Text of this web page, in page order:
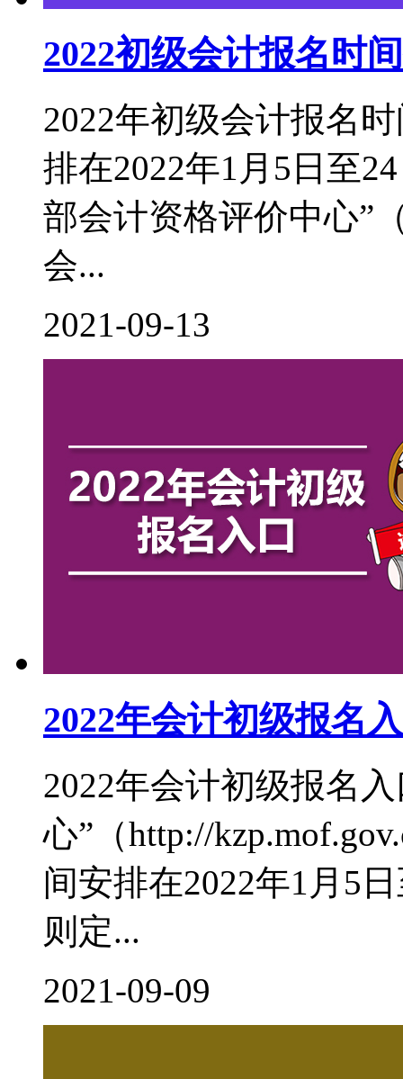
2022初级会计报名时
2022年初级会计报名
排在2022年1月5日至
部会计资格评价中心”
会...
2021-09-13
2022年会计初级报名
2022年会计初级报名
心”（http://
间安排在2022年1月5
则定...
2021-09-09